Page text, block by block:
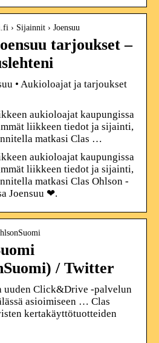
› Sijainnit › Joensuu
tarjoukset –
• Aukioloajat ja tarjoukset
aukioloajat kaupungissa
liikkeen tiedot ja sijainti,
matkasi Clas …
aukioloajat kaupungissa
liikkeen tiedot ja sijainti,
matkasi Clas Ohlson -
Joensuu ❤.
/ Twitter
uuden Click&Drive -palvelun
asioimiseen … Clas
kertakäyttötuotteiden